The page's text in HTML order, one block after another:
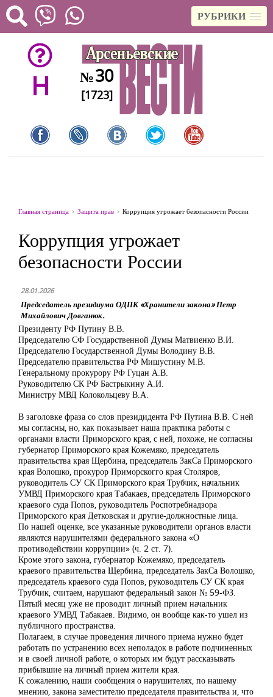
РУБРИКИ
H №30
[1723]
Главная страница Защита прав Коррупция угрожает безопасности России
Коррупция угрожает
безопасности России
28.01.2026
Председатель президиума ОДПК «Хранители закона» Петр
Михайлович Довганюк.
Президенту РФ Путину В.В.
Председателю СФ Государственной Думы Матвиенко В.И.
Председателю Государственной Думы Володину В.В.
Председателю правительства РФ Мишустину М.В.
Генеральному прокурору РФ Гуцан А.В.
Руководителю СК РФ Бастрыкину А.И.
Министру МВД Колокольцеву В.А.
В заголовке фраза со слов президидента РФ Путина В.В. С ней
мы согласны, но, как показывает наша практика работы с
органами власти Приморского края, с ней, похоже, не согласны
губернатор Приморского края Кожемяко, председатель
правительства края Щербина, председатель ЗакСа Приморского
края Волошко, прокурор Приморскогго края Столяров,
руководитель СУ СК Приморского края Трубчик, начальник
УМВД Приморского края Табакаев, председатель Приморского
краевого суда Попов, руководитель Роспотребнадзора
Приморского края Детковская и другие-должностные лица.
По нашей оценке, все указанные руководители органов власти
являются нарушителями федерального закона «О
противодействии коррупции» (ч. 2 ст. 7).
Кроме этого закона, губернатор Кожемяко, председатель
краевого правительства Щербина, председатель ЗакСа Волошко,
председатель краевого суда Попов, руководитель СУ СК края
Трубчик, считаем, нарушают федеральный закон № 59-ФЗ.
Пятый месяц уже не проводит личный прием начальник
краевого УМВД Табакаев. Видимо, он вообще как-то ушел из
публичного пространства.
Полагаем, в случае проведения личного приема нужно будет
работать по устранению всех неполадок в работе подчиненных
и в своей личной работе, о которых им будут рассказывать
прибывшие на личный прием жители края.
К сожалению, наши сообщения о нарушителях, по нашему
мнению, закона заместителю председателя правительства и, что